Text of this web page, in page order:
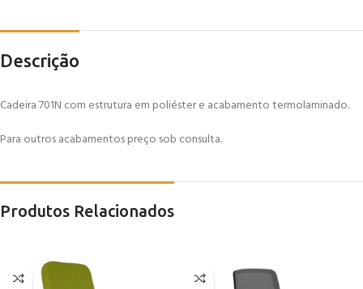
Descrição
Cadeira 701N com estrutura em poliéster e acabamento termolaminado.
Para outros acabamentos preço sob consulta.
Produtos Relacionados